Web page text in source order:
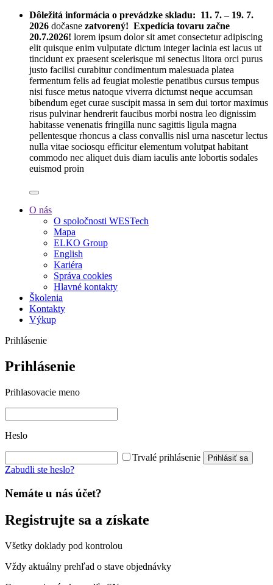
Dôležitá informácia o prevádzke skladu: 11. 7. – 19. 7.
2026 dočasne zatvorený! Expedícia tovaru začne
20.7.2026! lorem ipsum dolor sit amet consectetur adipiscing
elit quisque enim vulputate dictum integer lacinia est lacus ut
tincidunt ex praesent scelerisque mi senectus litora orci purus
justo facilisi curabitur condimentum malesuada platea
fermentum felis ad feugiat molestie penatibus cursus tempus
nisi fusce metus natoque viverra dictumst neque accumsan
bibendum eget curae suscipit massa in sem dui tortor maximus
risus pulvinar hendrerit faucibus morbi nostra leo dignissim
habitasse venenatis fringilla nunc sagittis ligula magna
pellentesque rhoncus a class convallis nisl urna nascetur lectus
nulla vitae sociosqu efficitur elementum volutpat habitant
commodo nec aliquet duis diam iaculis ante lobortis sodales
euismod proin
O nás
O spoločnosti WESTech
Mapa
ELKO Group
English
Kariéra
Správa cookies
Hlavné kontakty
Školenia
Kontakty
Výkup
Prihlásenie
Prihlásenie
Prihlasovacie meno
Heslo
Trvalé prihlásenie Prihlásiť sa
Zabudli ste heslo?
Nemáte u nás účet?
Registrujte sa a získate
Všetky doklady pod kontrolou
Vždy aktuálny prehľad o stave objednávky